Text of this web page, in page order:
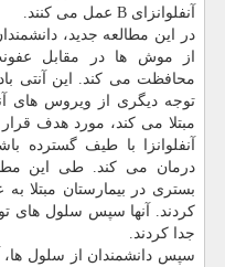
آنفلوانزای B عمل می کنند.
در این مطالعه جدید،
محافظت می کند. این آنتی
مبتلا می کند، مورد هدف
آنفلوانزا با طیف گسترده
درمان می کند. طی این
کردند. آنها سپس سلول های
جدا کردند.
سپس دانشمندان از سلول ها،